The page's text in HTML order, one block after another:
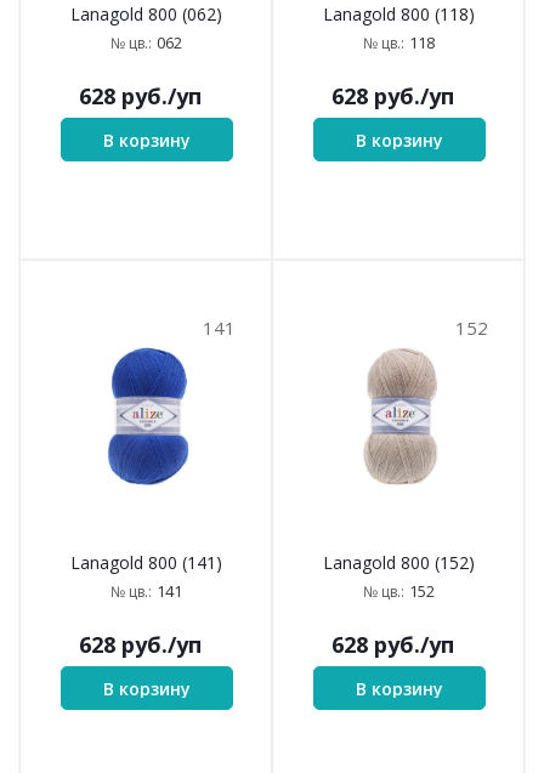
Lanagold 800 (062)
№ цв.: 062
628 руб./уп
В корзину
Lanagold 800 (118)
№ цв.: 118
628 руб./уп
В корзину
141
Lanagold 800 (141)
№ цв.: 141
628 руб./уп
В корзину
152
Lanagold 800 (152)
№ цв.: 152
628 руб./уп
В корзину